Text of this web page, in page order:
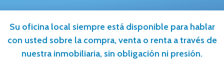
Su oficina local siempre está disponible para hablar
con usted sobre la compra, venta o renta a través de
nuestra inmobiliaria, sin obligación ni presión.